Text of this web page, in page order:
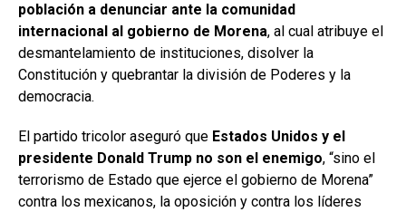
población a denunciar ante la comunidad
internacional al gobierno de Morena, al cual atribuye el
desmantelamiento de instituciones, disolver la
Constitución y quebrantar la división de Poderes y la
democracia.
El partido tricolor aseguró que Estados Unidos y el
presidente Donald Trump no son el enemigo, “sino el
terrorismo de Estado que ejerce el gobierno de Morena”
contra los mexicanos, la oposición y contra los líderes